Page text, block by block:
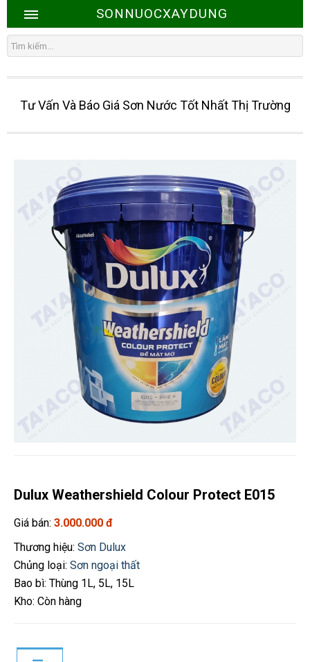
SONNUOCXAYDUNG
Tư Vấn Và Báo Giá Sơn Nước Tốt Nhất Thị Trường
Dulux Weathershield Colour Protect E015
Giá bán: 3.000.000 đ
Thương hiệu: Sơn Dulux
Chủng loại: Sơn ngoại thất
Bao bì: Thùng 1L, 5L, 15L
Kho: Còn hàng